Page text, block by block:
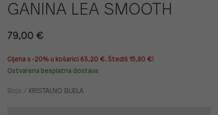
GANINA LEA SMOOTH
79,00 €
Cijena s -20% u košarici 63,20 €. Štediš 15,80 €!
Ostvarena besplatna dostava
Boja / KRISTALNO BIJELA